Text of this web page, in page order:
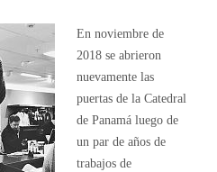
En noviembre de
2018 se abrieron
nuevamente las
puertas de la Catedral
de Panamá luego de
un par de años de
trabajos de